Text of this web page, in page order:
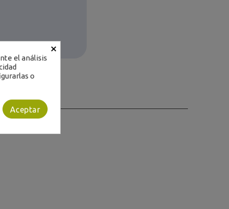
×
el análisis
o
Aceptar